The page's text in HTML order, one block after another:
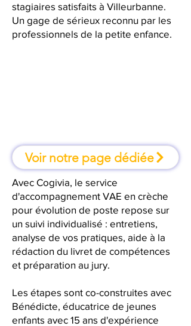
stagiaires satisfaits à Villeurbanne.
Un gage de sérieux reconnu par les
professionnels de la petite enfance.
Voir notre page dédiée
Avec Cogivia, le service
d'accompagnement VAE en crèche
pour évolution de poste repose sur
un suivi individualisé : entretiens,
analyse de vos pratiques, aide à la
rédaction du livret de compétences
et préparation au jury.
Les étapes sont co-construites avec
Bénédicte, éducatrice de jeunes
enfants avec 15 ans d'expérience